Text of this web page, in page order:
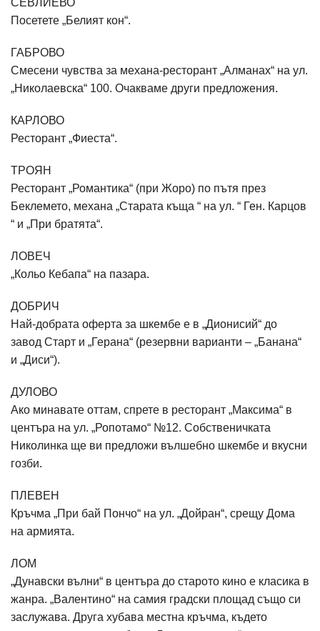
СЕВЛИЕВО
Посетете „Белият кон“.
ГАБРОВО
Смесени чувства за механа-ресторант „Алманах“ на ул.
„Николаевска“ 100. Очакваме други предложения.
КАРЛОВО
Ресторант „Фиеста“.
ТРОЯН
Ресторант „Романтика“ (при Жоро) по пътя през
Беклемето, механа „Старата къща “ на ул. “ Ген. Карцов
“ и „При братята“.
ЛОВЕЧ
„Кольо Кебапа“ на пазара.
ДОБРИЧ
Най-добрата оферта за шкембе е в „Дионисий“ до
завод Старт и „Герана“ (резервни варианти – „Банана“
и „Диси“).
ДУЛОВО
Ако минавате оттам, спрете в ресторант „Максима“ в
центъра на ул. „Ропотамо“ №12. Собственичката
Николинка ще ви предложи вълшебно шкембе и вкусни
гозби.
ПЛЕВЕН
Кръчма „При бай Пончо“ на ул. „Дойран“, срещу Дома
на армията.
ЛОМ
„Дунавски вълни“ в центъра до старото кино е класика в
жанра. „Валентино“ на самия градски площад също си
заслужава. Друга хубава местна кръчма, където